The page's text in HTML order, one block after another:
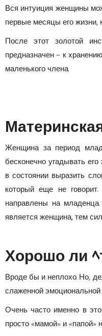
Вся интуиция женщины
первые месяцы его жизни,
После этот золотой
предназначен – к
маленького члена.
Женщина за период
бесконечно угадывать
в состоянии выразить
который еще не
направлены на
является женщина, тем
Хорошо ли ﾍ
Вроде бы и неплохо. Но,
слаженной
Очень часто именно в
просто «мамой» и «папой»